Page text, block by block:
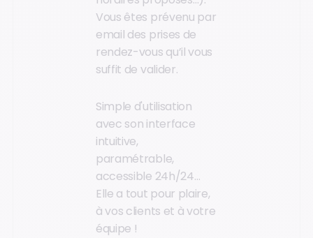
Vous êtes prévenu par
email des prises de
rendez-vous qu’il vous
suffit de valider.
Simple d'utilisation
avec son interface
intuitive,
paramétrable,
accessible 24h/24…
Elle a tout pour plaire,
à vos clients et à votre
équipe !